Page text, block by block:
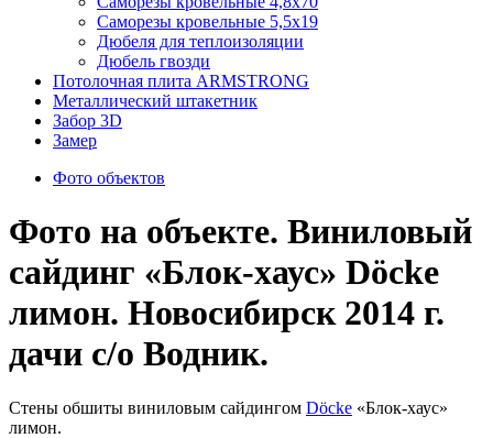
Саморезы кровельные 5,5х19
Дюбеля для теплоизоляции
Дюбель гвозди
Потолочная плита ARMSTRONG
Металлический штакетник
Забор 3D
Замер
Фото объектов
Фото на объекте. Виниловый
сайдинг «Блок-хаус» Döcke
лимон. Новосибирск 2014 г.
дачи с/о Водник.
Стены обшиты виниловым сайдингом Döcke «Блок-хаус»
лимон.